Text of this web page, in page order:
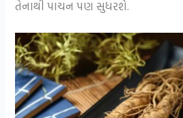
તેનાથી પાચન પણ સુધરશે.